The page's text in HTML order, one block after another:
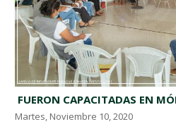
FUERON CAPACITADAS EN
Martes, Noviembre 10, 2020